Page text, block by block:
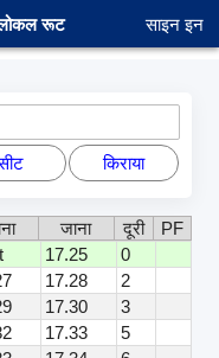
लोकल रूट साइन इन
किराया
जाना दूरी
PF
17.25
0
17.28
2
17.30
3
17.33
5